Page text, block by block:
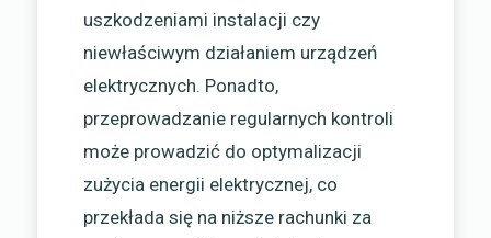
uszkodzeniami instalacji czy
niewłaściwym działaniem urządzeń
elektrycznych. Ponadto,
przeprowadzanie regularnych kontroli
może prowadzić do optymalizacji
zużycia energii elektrycznej, co
przekłada się na niższe rachunki za